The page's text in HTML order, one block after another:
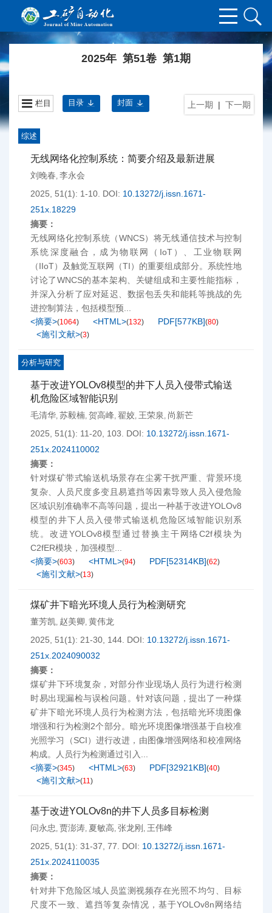
2025年 第51卷 第1期
上一期 | 下一期
栏目 目录 封面
综述
无线网络化控制系统：简要介绍及最新进展
刘晚春, 李永会
2025, 51(1): 1-10. DOI: 10.13272/j.issn.1671-
251x.18229
摘要：
无线网络化控制系统（WNCS）将无线通信技术与控制
系统深度融合，成为物联网（IoT）、工业物联网
（IIoT）及触觉互联网（TI）的重要组成部分。系统性地
讨论了WNCS的基本架构、关键组成和主要性能指标，
并深入分析了应对延迟、数据包丢失和能耗等挑战的先
进控制算法，包括模型预...
<摘要>(1064) <HTML>(132) PDF[577KB](80)
<施引文献>(3)
分析与研究
基于改进YOLOv8模型的井下人员入侵带式输送
机危险区域智能识别
毛清华, 苏毅楠, 贺高峰, 翟姣, 王荣泉 , 尚新芒
2025, 51(1): 11-20, 103.
DOI: 10.13272/j.issn.1671-
251x.2024110002
摘要：
针对煤矿带式输送机场景存在尘雾干扰严重、背景环境
复杂、人员尺度多变且易遮挡等因素导致人员入侵危险
区域识别准确率不高等问题，提出一种基于改进YOLOv8
模型的井下人员入侵带式输送机危险区域智能识别系
统。改进YOLOv8模型通过替换主干网络C2f模块为
C2fER模块，加强模型...
<摘要>(603) <HTML>(94) PDF[52314KB](62)
<施引文献>(13)
煤矿井下暗光环境人员行为检测研究
董芳凯, 赵美卿, 黄伟龙
2025, 51(1): 21-30, 144. DOI: 10.13272/j.issn.1671-
251x.2024090032
摘要：
煤矿井下环境复杂，对部分作业现场人员行为进行检测
时易出现漏检与误检问题。针对该问题，提出了一种煤
矿井下暗光环境人员行为检测方法，包括暗光环境图像
增强和行为检测2个部分。暗光环境图像增强基于自校准
光照学习（SCI）进行改进，由图像增强网络和校准网络
构成。人员行为检测通过引入...
<摘要>(345) <HTML>(63) PDF[32921KB](40)
<施引文献>(11)
基于改进YOLOv8n的井下人员多目标检测
问永忠 , 贾澎涛, 夏敏高, 张龙刚 , 王伟峰
2025, 51(1): 31-37, 77.
DOI: 10.13272/j.issn.1671-
251x.2024110035
摘要：
针对井下危险区域人员监测视频存在光照不均匀、目标
尺度不一致、遮挡等复杂情况，基于YOLOv8n网络结